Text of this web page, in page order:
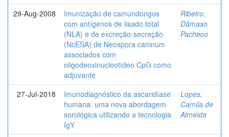
29-Aug-2008
Imunização de camundongos
com antígenos de lisado total
(NLA) e de excreção-secreção
(NcESA) de Neospora caninum
associados com
oligodeoxinucleotídeo CpG como
adjuvante
Ribeiro,
Dâmaso
Pacheco
27-Jul-2018
Imunodiagnóstico da ascaridíase
humana: uma nova abordagem
sorológica utilizando a tecnologia
IgY
Lopes,
Camila de
Almeida